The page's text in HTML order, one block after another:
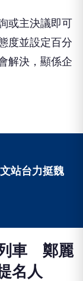
或主決議即可
度並設定百分
解決，顯係企
站台力挺魏
車 鄭麗
名人